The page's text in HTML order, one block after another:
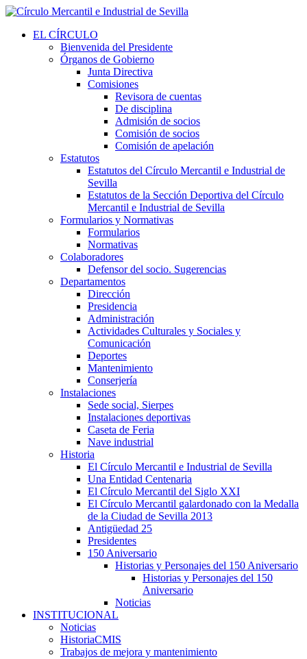
EL CÍRCULO
Bienvenida del Presidente
Órganos de Gobierno
Junta Directiva
Comisiones
Revisora de cuentas
De disciplina
Admisión de socios
Comisión de socios
Comisión de apelación
Estatutos
Estatutos del Círculo Mercantil e Industrial de
Sevilla
Estatutos de la Sección Deportiva del Círculo
Mercantil e Industrial de Sevilla
Formularios y Normativas
Formularios
Normativas
Colaboradores
Defensor del socio. Sugerencias
Departamentos
Dirección
Presidencia
Administración
Actividades Culturales y Sociales y
Comunicación
Deportes
Mantenimiento
Conserjería
Instalaciones
Sede social, Sierpes
Instalaciones deportivas
Caseta de Feria
Nave industrial
Historia
El Círculo Mercantil e Industrial de Sevilla
Una Entidad Centenaria
El Círculo Mercantil del Siglo XXI
El Círculo Mercantil galardonado con la Medalla
de la Ciudad de Sevilla 2013
Antigüedad 25
Presidentes
150 Aniversario
Historias y Personajes del 150 Aniversario
Historias y Personajes del 150
Aniversario
Noticias
INSTITUCIONAL
Noticias
HistoriaCMIS
Trabajos de mejora y mantenimiento